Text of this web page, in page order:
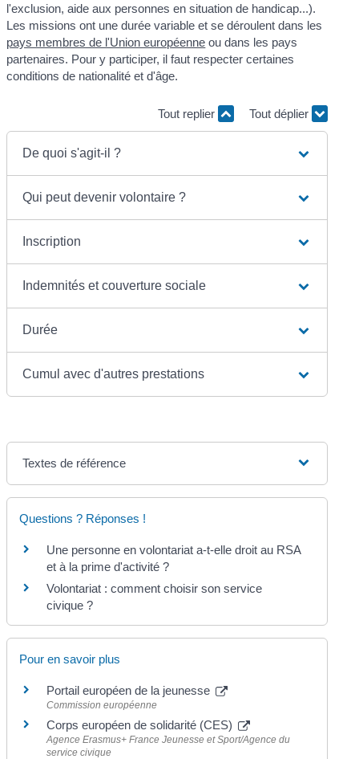
l'exclusion, aide aux personnes en situation de handicap...).
Les missions ont une durée variable et se déroulent dans les
pays membres de l'Union européenne ou dans les pays
partenaires. Pour y participer, il faut respecter certaines
conditions de nationalité et d'âge.
Tout replier Tout déplier
De quoi s'agit-il ?
Qui peut devenir volontaire ?
Inscription
Indemnités et couverture sociale
Durée
Cumul avec d'autres prestations
Textes de référence
Questions ? Réponses !
Une personne en volontariat a-t-elle droit au RSA
et à la prime d'activité ?
Volontariat : comment choisir son service
civique ?
Pour en savoir plus
Portail européen de la jeunesse
Commission européenne
Corps européen de solidarité (CES)
Agence Erasmus+ France Jeunesse et Sport/Agence du
service civique